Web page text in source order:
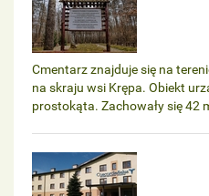
Cmentarz znajduje się na
na skraju wsi Krępa. Obiekt
prostokąta. Zachowały się 42